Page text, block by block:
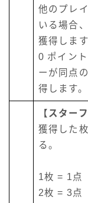
他のプレ
いる場合
獲得しま
0 ポイン
ーが同点
得します。
【スター
獲得した
る。
1枚 = 1点
2枚 = 3点